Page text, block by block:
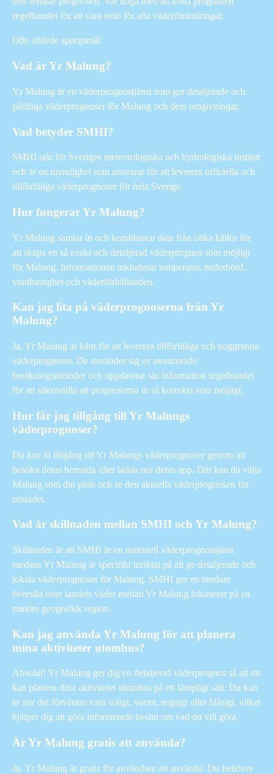
regelbundet för att vara redo för alla väderförändringar.
Ofte stillede spørgsmål
Vad är Yr Malung?
Yr Malung är en väderprognostjänst som ger detaljerade och
pålitliga väderprognoser för Malung och dess omgivningar.
Vad betyder SMHI?
SMHI står för Sveriges meteorologiska och hydrologiska institut
och är en myndighet som ansvarar för att leverera officiella och
tillförlitliga väderprognoser för hela Sverige.
Hur fungerar Yr Malung?
Yr Malung samlar in och kombinerar data från olika källor för
att skapa en så exakt och detaljerad väderprognos som möjligt
för Malung. Informationen inkluderar temperatur, nederbörd,
vindhastighet och väderförhållanden.
Kan jag lita på väderprognoserna från Yr
Malung?
Ja, Yr Malung är känt för att leverera tillförlitliga och noggranna
väderprognoser. De använder sig av avancerade
beräkningsmetoder och uppdaterar sin information regelbundet
för att säkerställa att prognoserna är så korrekta som möjligt.
Hur får jag tillgång till Yr Malungs
väderprognoser?
Du kan få tillgång till Yr Malungs väderprognoser genom att
besöka deras hemsida eller ladda ner deras app. Där kan du välja
Malung som din plats och se den aktuella väderprognosen för
området.
Vad är skillnaden mellan SMHI och Yr Malung?
Skillnaden är att SMHI är en nationell väderprognostjänst
medans Yr Malung är specifikt inriktat på att ge detaljerade och
lokala väderprognoser för Malung. SMHI ger en bredare
översikt över landets väder medan Yr Malung fokuserar på en
mindre geografisk region.
Kan jag använda Yr Malung för att planera
mina aktiviteter utomhus?
Absolut! Yr Malung ger dig en detaljerad väderprognos så att du
kan planera dina aktiviteter utomhus på ett lämpligt sätt. Du kan
se när det förväntas vara soligt, varmt, regnigt eller blåsigt, vilket
hjälper dig att göra informerade beslut om vad du vill göra.
Är Yr Malung gratis att använda?
Ja, Yr Malung är gratis för användare att använda. Du behöver